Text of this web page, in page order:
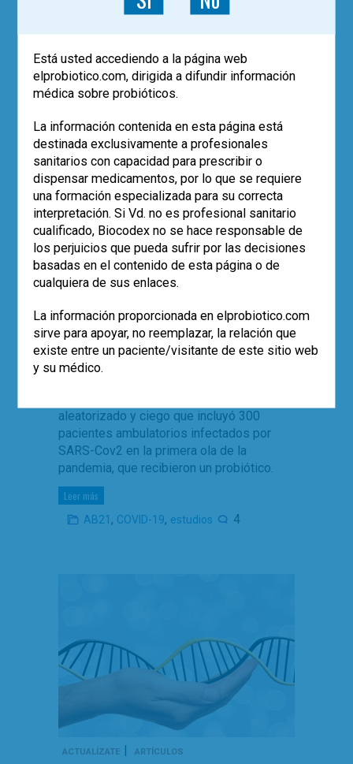
ACTUALÍZATE | ARTÍCULOS
Probióticos en
enfermedades respiratorias
de origen viral: un ensayo
controlado en Covid-19
Dr. Francisco Guarner
Los probióticos podrían brindar
beneficios a la hora de controlar la
gravedad del cuadro clínico del COVID-
aleatorizado y ciego que incluyó 300
pacientes ambulatorios infectados por
SARS-Cov2 en la primera ola de la
pandemia, que recibieron un probiótico.
Leer más
AB21 , COVID-19, estudios 4
ACTUALÍZATE | ARTÍCULOS
Está usted accediendo a la página web
elprobiotico.com, dirigida a difundir información
médica sobre probióticos.
La información contenida en esta página está
destinada exclusivamente a profesionales
sanitarios con capacidad para prescribir o
dispensar medicamentos, por lo que se requiere
una formación especializada para su correcta
interpretación. Si Vd. no es profesional sanitario
cualificado, Biocodex no se hace responsable de
los perjuicios que pueda sufrir por las decisiones
basadas en el contenido de esta página o de
cualquiera de sus enlaces.
La información proporcionada en elprobiotico.com
sirve para apoyar, no reemplazar, la relación que
existe entre un paciente/visitante de este sitio web
y su médico.